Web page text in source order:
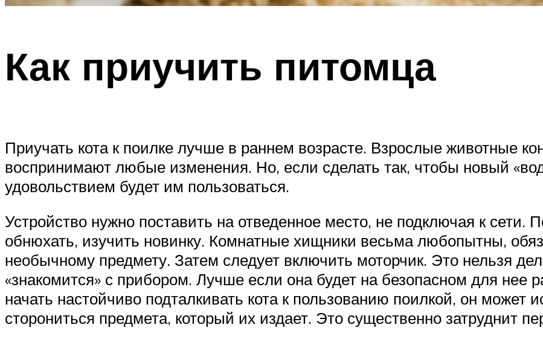
Как приучить питомца
Приучать кота к поилке лучше в раннем возрасте. Взрослые животные
воспринимают любые изменения. Но, если сделать так, чтобы новый
удовольствием будет им пользоваться.
Устройство нужно поставить на отведенное место, не подключая к сети.
обнюхать, изучить новинку. Комнатные хищники весьма любопытны,
необычному предмету. Затем следует включить моторчик. Это нельзя
«знакомится» с прибором. Лучше если она будет на безопасном для нее
начать настойчиво подталкивать кота к пользованию поилкой, он может
сторониться предмета, который их издает. Это существенно затруднит